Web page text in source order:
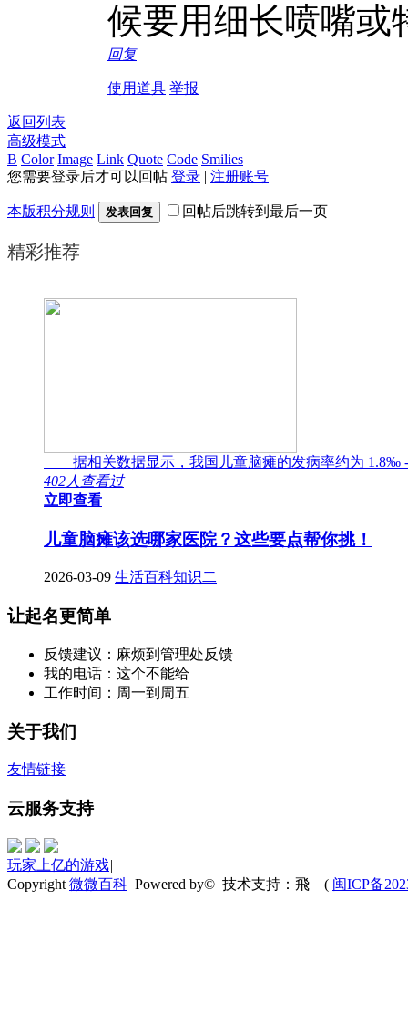
候要用细长喷嘴或
回复
使用道具 举报
返回列表
高级模式
B Color Image Link Quote Code Smilies
您需要登录后才可以回帖 登录 | 注册账号
本版积分规则 发表回复 回帖后跳转到最后一页
精彩推荐
据相关数据显示，我国儿童脑瘫的发病率约为 1.8‰
402人查看过
立即查看
儿童脑瘫该选哪家医院？这些要点帮你挑！
2026-03-09 生活百科知识二
让起名更简单
反馈建议：麻烦到管理处反馈
我的电话：这个不能给
工作时间：周一到周五
关于我们
友情链接
云服务支持
玩家上亿的游戏|
Copyright 微微百科 Powered by© 技术支持：飛 ( 闽ICP备